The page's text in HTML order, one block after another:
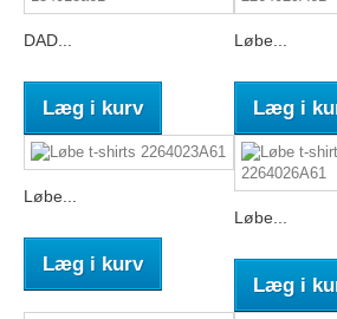
DAD...
Læg i kurv
Løbe...
Læg i
Løbe...
Læg i kurv
Løbe...
Læg i